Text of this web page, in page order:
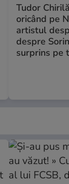
Tudor
oricând pe
artistul
despre
surprins pe